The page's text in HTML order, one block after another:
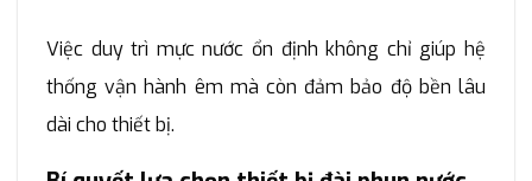
Việc duy trì mực nước ổn định không chỉ giúp hệ
thống vận hành êm mà còn đảm bảo độ bền lâu
dài cho thiết bị.